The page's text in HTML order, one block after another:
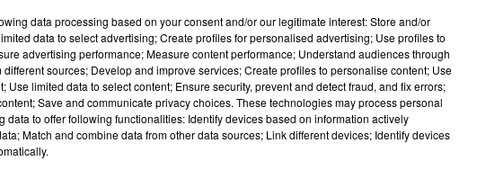
data processing based on your consent and/or our legitimate interest: Store and/or
data to select advertising; Create profiles for personalised advertising; Use profiles to
advertising performance; Measure content performance; Understand audiences through
sources; Develop and improve services; Create profiles to personalise content; Use
Use limited data to select content; Ensure security, prevent and detect fraud, and fix errors;
Save and communicate privacy choices. These technologies may process personal
data to offer following functionalities: Identify devices based on information actively
Match and combine data from other data sources; Link different devices; Identify devices